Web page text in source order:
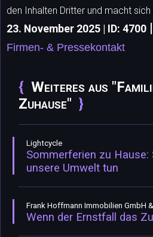
den Inhalten Dritter und macht
23. November 2025 | ID: 4700 |
Firmen- & Pressekontakt
Weiteres aus
Zuhause"
Lightcycle
Sommerferien zu
unsere Umwelt tun
Frank Hoffmann Immobilien GmbH
Wenn der Ernstfall das